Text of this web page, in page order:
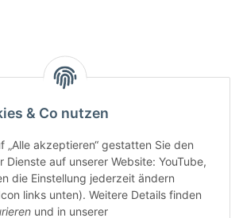
& Co nutzen
„Alle akzeptieren“ gestatten Sie den
Dienste auf unserer Website: YouTube,
die Einstellung jederzeit ändern
links unten). Weitere Details finden
und in unserer